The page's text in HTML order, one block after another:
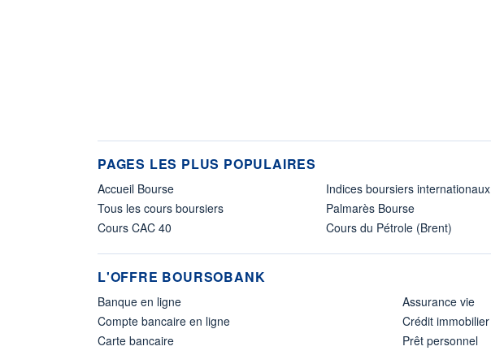
PAGES LES PLUS POPULAIRES
Accueil Bourse
Tous les cours boursiers
Cours CAC 40
Indices boursiers internationaux
Palmarès Bourse
Cours du Pétrole (Brent)
L'OFFRE BOURSOBANK
Banque en ligne
Compte bancaire en ligne
Carte bancaire
Assurance vie
Crédit immobilier
Prêt personnel